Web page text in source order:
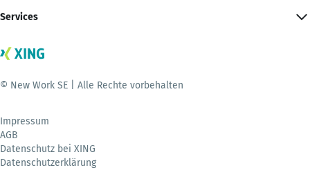
Services
© New Work SE | Alle Rechte vorbehalten
Impressum
AGB
Datenschutz bei XING
Datenschutzerklärung